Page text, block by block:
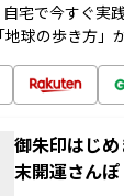
宅で今すぐ実
地球の歩き方」
御朱印はじ
末開運さんぽ